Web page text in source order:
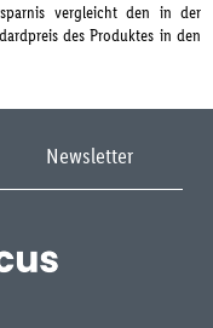
vergleicht den in der
des Produktes in den
Newsletter